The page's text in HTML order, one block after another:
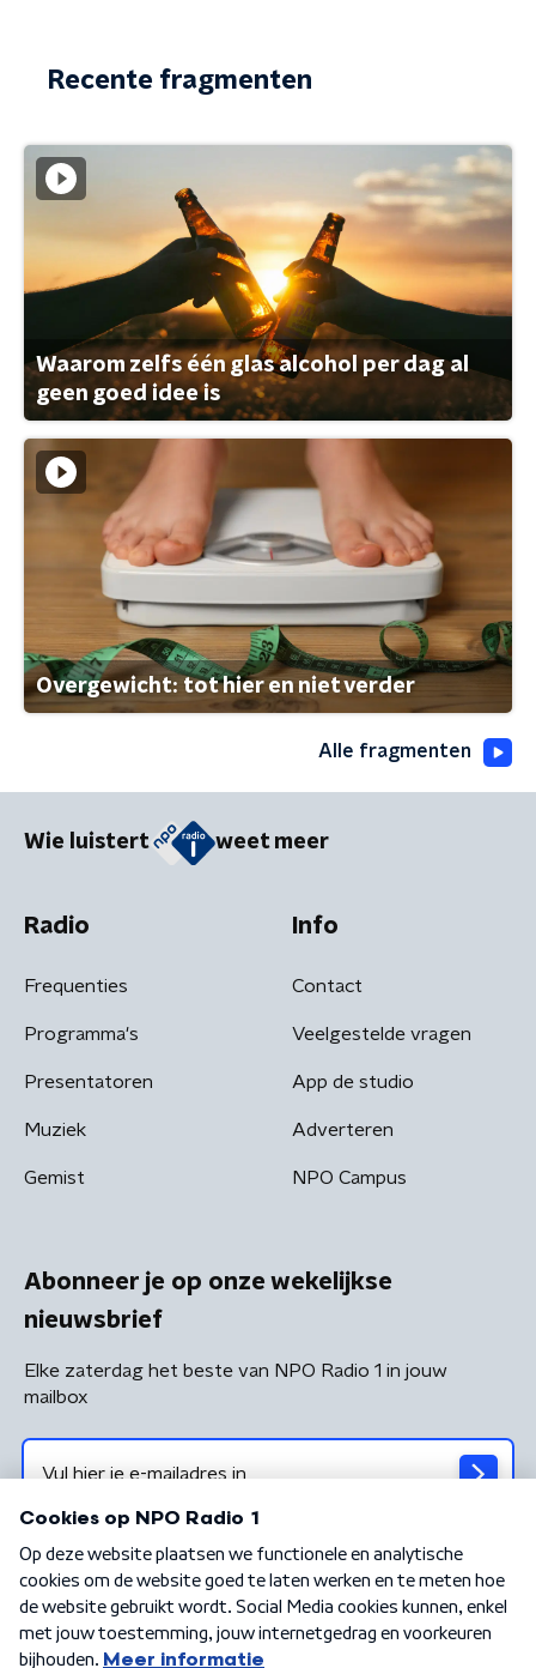
Recente fragmenten
Waarom zelfs één glas alcohol per dag al
geen goed idee is
Overgewicht: tot hier en niet verder
Alle fragmenten
Wie luistert weet meer
Radio
Frequenties
Programma's
Presentatoren
Muziek
Gemist
Info
Contact
Veelgestelde vragen
App de studio
Adverteren
NPO Campus
Abonneer je op onze wekelijkse
nieuwsbrief
Elke zaterdag het beste van NPO Radio 1 in jouw
mailbox
Algemene voorwaarden